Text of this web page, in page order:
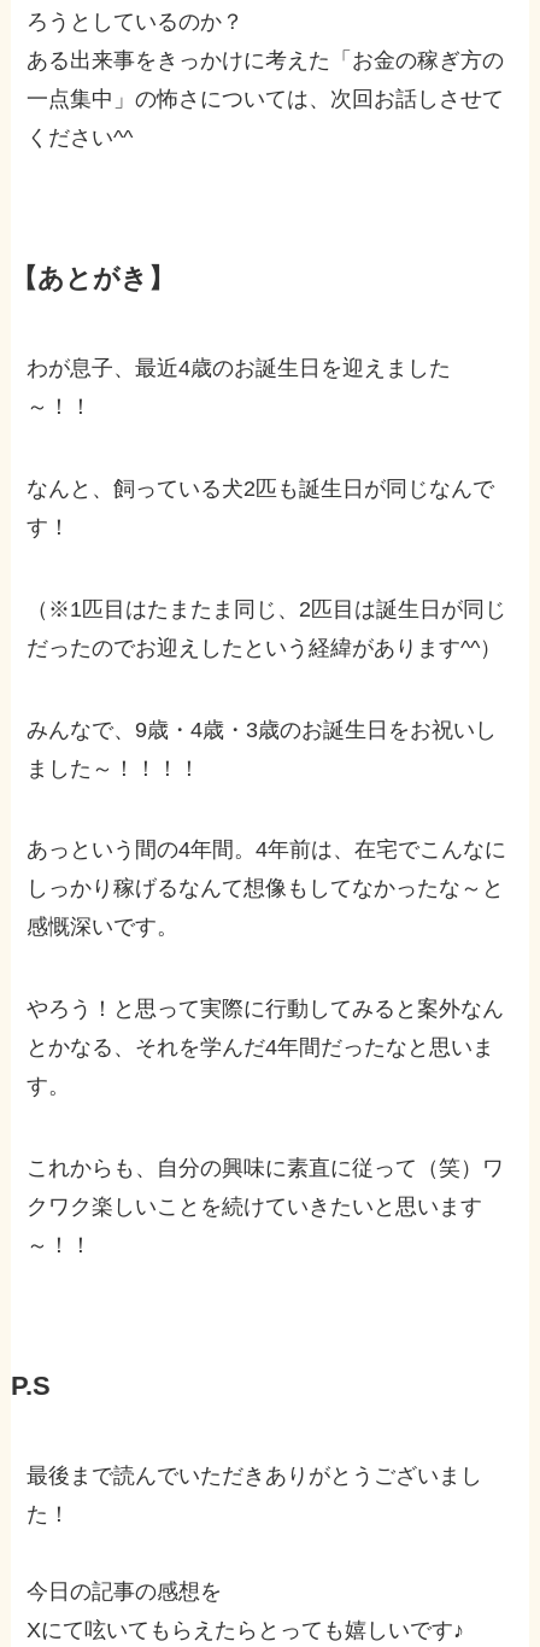
ろうとしているのか？
ある出来事をきっかけに考えた「お金の稼ぎ方の
一点集中」の怖さについては、次回お話しさせて
ください^^
【あとがき】
わが息子、最近4歳のお誕生日を迎えました
～！！
なんと、飼っている犬2匹も誕生日が同じなんで
す！
（※1匹目はたまたま同じ、2匹目は誕生日が同じ
だったのでお迎えしたという経緯があります^^）
みんなで、9歳・4歳・3歳のお誕生日をお祝いし
ました～！！！！
あっという間の4年間。4年前は、在宅でこんなに
しっかり稼げるなんて想像もしてなかったな～と
感慨深いです。
やろう！と思って実際に行動してみると案外なん
とかなる、それを学んだ4年間だったなと思いま
す。
これからも、自分の興味に素直に従って（笑）ワ
クワク楽しいことを続けていきたいと思います
～！！
P.S
最後まで読んでいただきありがとうございまし
た！
今日の記事の感想を
Xにて呟いてもらえたらとっても嬉しいです♪